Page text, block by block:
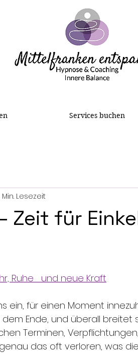
Services buchen
Zeit für
Min. Lesezeit
Ruhe   und neue Kraft
ein, für einen Moment
dem Ende, und überall
Terminen,
das oft verloren, was